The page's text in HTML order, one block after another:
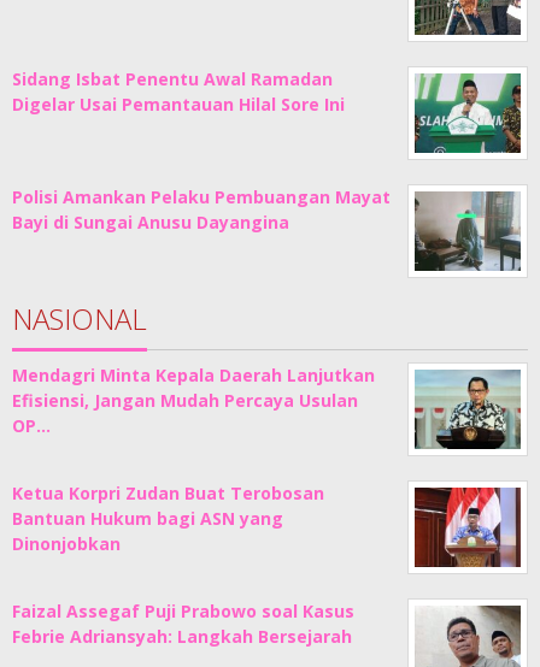
Sidang Isbat Penentu Awal Ramadan
Digelar Usai Pemantauan Hilal Sore Ini
Polisi Amankan Pelaku Pembuangan Mayat
Bayi di Sungai Anusu Dayangina
NASIONAL
Mendagri Minta Kepala Daerah Lanjutkan
Efisiensi, Jangan Mudah Percaya Usulan
OP…
Ketua Korpri Zudan Buat Terobosan
Bantuan Hukum bagi ASN yang
Dinonjobkan
Faizal Assegaf Puji Prabowo soal Kasus
Febrie Adriansyah: Langkah Bersejarah